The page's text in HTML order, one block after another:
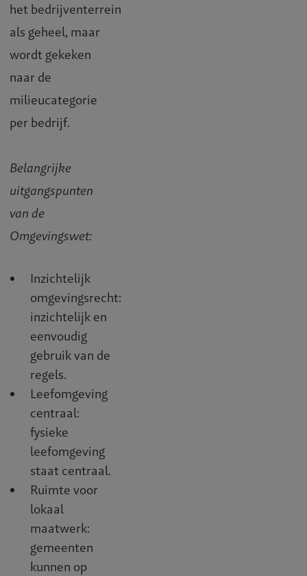
het bedrijventerrein
als geheel, maar
wordt gekeken
naar de
milieucategorie
per bedrijf.
Belangrijke
uitgangspunten
van de
Omgevingswet:
Inzichtelijk
omgevingsrecht:
inzichtelijk en
eenvoudig
gebruik van de
regels.
Leefomgeving
centraal:
fysieke
leefomgeving
staat centraal.
Ruimte voor
lokaal
maatwerk:
gemeenten
kunnen op